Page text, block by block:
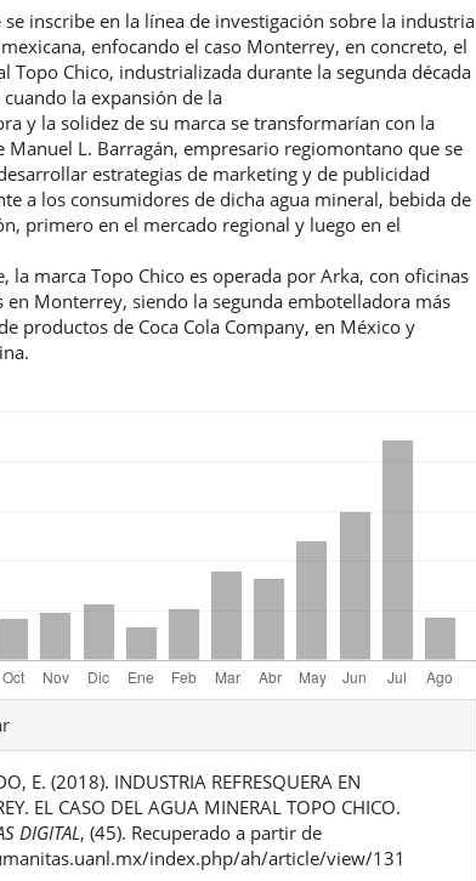
inscribe en la línea de investigación sobre la industria
enfocando el caso Monterrey, en concreto, el
Topo Chico, industrializada durante la segunda década
cuando la expansión de la
y la solidez de su marca se transformarían con la
Manuel L. Barragán, empresario regiomontano que se
estrategias de marketing y de publicidad
a los consumidores de dicha agua mineral, bebida de
primero en el mercado regional y luego en el
la marca Topo Chico es operada por Arka, con oficinas
en Monterrey, siendo la segunda embotelladora más
productos de Coca Cola Company, en México y
E. (2018). INDUSTRIA REFRESQUERA EN
EL CASO DEL AGUA MINERAL TOPO CHICO.
DIGITAL, (45). Recuperado a partir de
index.php/ah/article/view/131